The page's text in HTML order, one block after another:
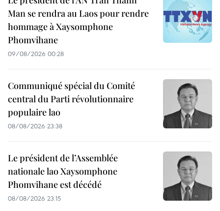
Man se rendra au Laos pour rendre
hommage à Xaysomphone
Phomvihane
09/08/2026 00:28
Communiqué spécial du Comité
central du Parti révolutionnaire
populaire lao
08/08/2026 23:38
Le président de l’Assemblée
nationale lao Xaysomphone
Phomvihane est décédé
08/08/2026 23:15